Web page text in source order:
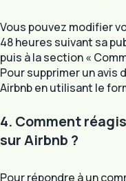
Vous pouvez modifier
48 heures suivant sa
puis à la section «
Pour supprimer un avis
Airbnb en utilisant le
4. Comment
sur Airbnb ?
Pour répondre à un